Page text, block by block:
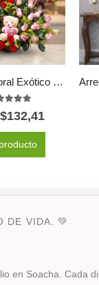
Arreglo Floral Exótico Especial
132,41
DE VIDA. 💚
en Soacha.